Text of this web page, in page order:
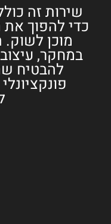
שירות זה
כדי להפוך
מוכן לשוק.
במחקר,
להבטיח